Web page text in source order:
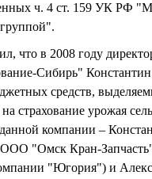
ч. 4 ст. 159 УК РФ
что в 2008 году
Сибирь"
средств,
на страхование урожая
компании –
"Омск Кран-
"Югория") и